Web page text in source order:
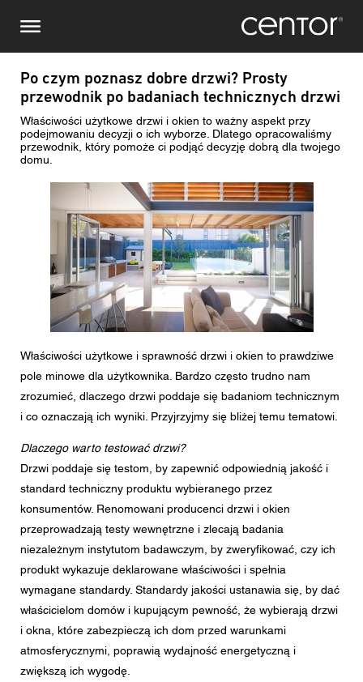
treści
Po czym poznasz dobre drzwi? Prosty
przewodnik po badaniach technicznych drzwi
Właściwości użytkowe drzwi i okien to ważny aspekt przy
podejmowaniu decyzji o ich wyborze. Dlatego opracowaliśmy
przewodnik, który pomoże ci podjąć decyzję dobrą dla twojego
domu.
Właściwości użytkowe i sprawność drzwi i okien to prawdziwe
pole minowe dla użytkownika. Bardzo często trudno nam
zrozumieć, dlaczego drzwi poddaje się badaniom technicznym
i co oznaczają ich wyniki. Przyjrzyjmy się bliżej temu tematowi.
Dlaczego warto testować drzwi?
Drzwi poddaje się testom, by zapewnić odpowiednią jakość i
standard techniczny produktu wybieranego przez
konsumentów. Renomowani producenci drzwi i okien
przeprowadzają testy wewnętrzne i zlecają badania
niezależnym instytutom badawczym, by zweryfikować, czy ich
produkt wykazuje deklarowane właściwości i spełnia
wymagane standardy. Standardy jakości ustanawia się, by dać
właścicielom domów i kupującym pewność, że wybierają drzwi
i okna, które zabezpieczą ich dom przed warunkami
atmosferycznymi, poprawią wydajność energetyczną i
zwiększą ich wygodę.
Prześlij zapytanie
Imię i nazwisko
Email
Kod pocztowy
Jestem
Wiadomość
CAPTCHA
To pytanie sprawdza czy jesteś człowiekiem i zapobiega
wysyłaniu spamu.
Zgoda na przetwarzanie danych osobowych
formularzu danych osobowych najbliższemu Dealerowi
Centor lub właściwemu pracownikowi Centor, który
skontaktuje się ze mną w celach związanych z
zapytaniem.